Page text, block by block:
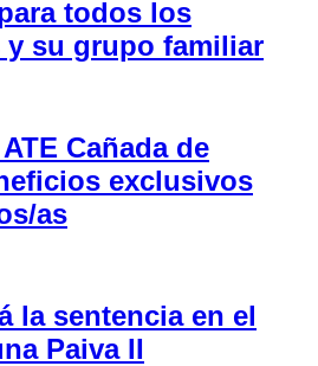
todos los
y su grupo familiar
Cañada de
exclusivos
as
la sentencia en el
Paiva II